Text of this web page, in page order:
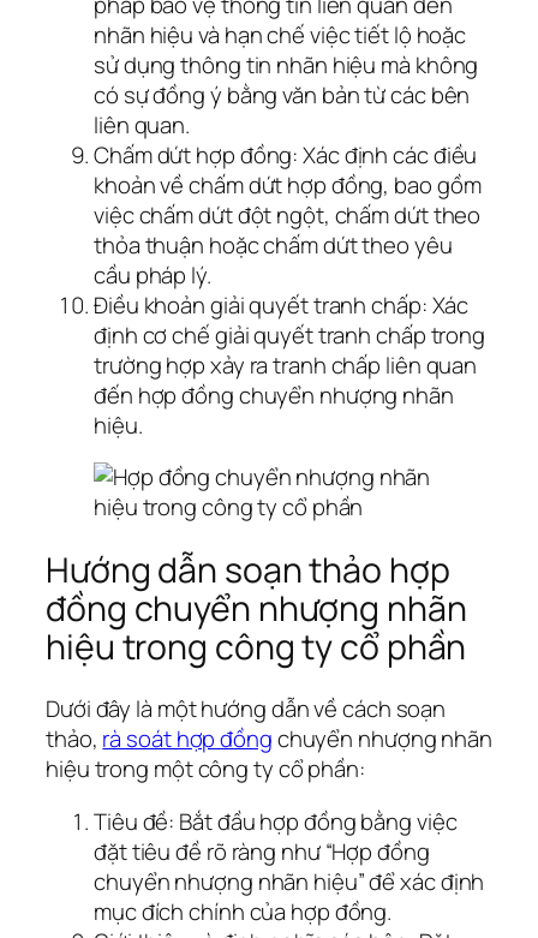
nhãn hiệu và hạn chế việc tiết lộ hoặc
sử dụng thông tin nhãn hiệu mà không
có sự đồng ý bằng văn bản từ các bên
liên quan.
Chấm dứt hợp đồng: Xác định các điều
khoản về chấm dứt hợp đồng, bao gồm
việc chấm dứt đột ngột, chấm dứt theo
thỏa thuận hoặc chấm dứt theo yêu
cầu pháp lý.
Điều khoản giải quyết tranh chấp: Xác
định cơ chế giải quyết tranh chấp trong
trường hợp xảy ra tranh chấp liên quan
đến hợp đồng chuyển nhượng nhãn
hiệu.
Hướng dẫn soạn thảo hợp
đồng chuyển nhượng nhãn
hiệu trong công ty cổ phần
Dưới đây là một hướng dẫn về cách soạn
thảo, rà soát hợp đồngchuyển nhượng nhãn
hiệu trong một công ty cổ phần:
Tiêu đề: Bắt đầu hợp đồng bằng việc
đặt tiêu đề rõ ràng như “Hợp đồng
chuyển nhượng nhãn hiệu” để xác định
mục đích chính của hợp đồng.